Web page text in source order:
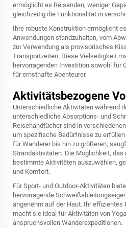
ermöglicht es Reisenden, weniger
gleichzeitig die Funktionalität in
Ihre robuste Konstruktion ermöglicht
Anwendungen standzuhalten, vom
zur Verwendung als provisorisches
Transportzeiten. Diese Vielseitigkeit
hervorragenden Investition sowohl für
für ernsthafte Abenteurer.
Aktivitätsbezogene
Unterschiedliche Aktivitäten während
unterschiedliche Absorptions- und
Reisehandtücher sind in
um spezifische Bedürfnisse zu
für Wanderer bis hin zu größeren,
Strandaktivitäten. Die Möglichkeit,
bestimmte Aktivitäten auszuwählen,
und Komfort.
Für Sport- und Outdoor-Aktivitäten
hervorragende
angenehm auf der Haut. Ihr
macht sie ideal für Aktivitäten von
anspruchsvollen Wanderexpeditionen.